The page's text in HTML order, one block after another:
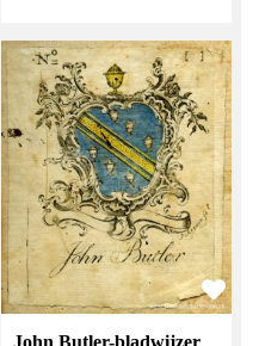
John Butler-bladwijzer